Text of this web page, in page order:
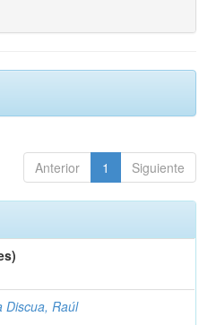
Anterior 1 Siguiente
Discua, Raúl